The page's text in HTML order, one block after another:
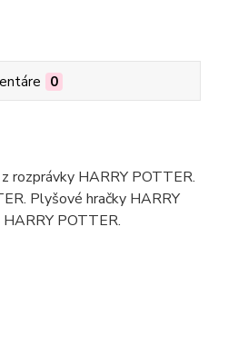
0
rozprávky HARRY POTTER.
Plyšové hračky HARRY
POTTER.